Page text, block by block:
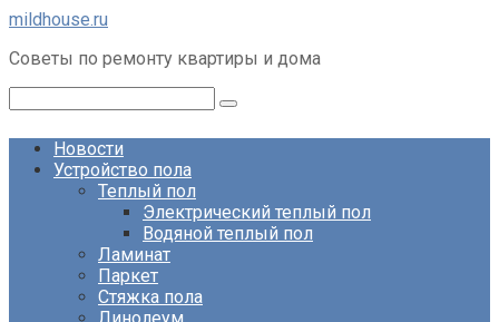
Перейти
контенту
mildhouse.ru
Советы по ремонту квартиры и дома
Новости
Устройство пола
Теплый пол
Электрический теплый пол
Водяной теплый пол
Ламинат
Паркет
Стяжка пола